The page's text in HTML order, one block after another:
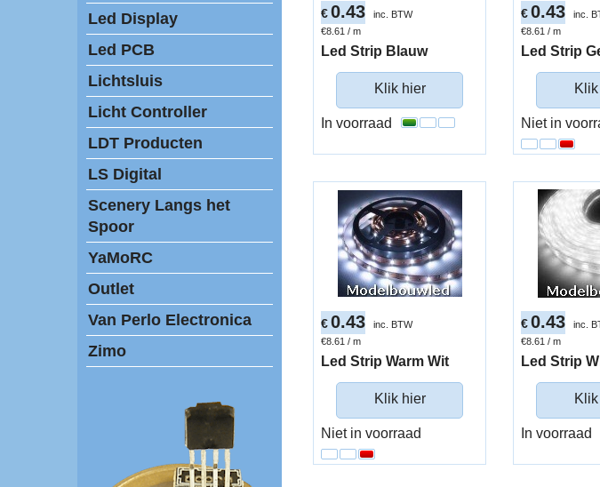
Led Display
Led PCB
Lichtsluis
Licht Controller
LDT Producten
LS Digital
Scenery Langs het
Spoor
YaMoRC
Outlet
Van Perlo Electronica
Zimo
€0.43
inc. BTW
€8.61 / m
Led Strip Blauw
Klik hier
In voorraad
€0.43
inc.
€8.61 / m
Led Strip
Niet in
€0.43
inc. BTW
€8.61 / m
Led Strip Warm Wit
Klik hier
Niet in voorraad
€0.43
inc.
€8.61 / m
Led Strip
In voorraad